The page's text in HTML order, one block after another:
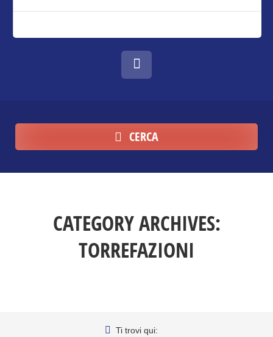
CERCA
CATEGORY ARCHIVES:
TORREFAZIONI
Ti trovi qui: